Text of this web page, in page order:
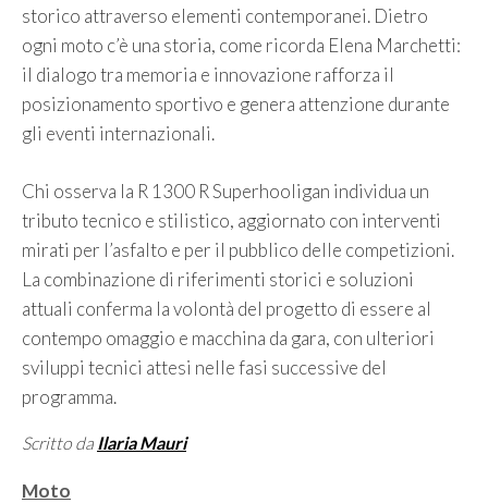
storico attraverso elementi contemporanei. Dietro
ogni moto c’è una storia, come ricorda Elena Marchetti:
il dialogo tra memoria e innovazione rafforza il
posizionamento sportivo e genera attenzione durante
gli eventi internazionali.
Chi osserva la R 1300 R Superhooligan individua un
tributo tecnico e stilistico, aggiornato con interventi
mirati per l’asfalto e per il pubblico delle competizioni.
La combinazione di riferimenti storici e soluzioni
attuali conferma la volontà del progetto di essere al
contempo omaggio e macchina da gara, con ulteriori
sviluppi tecnici attesi nelle fasi successive del
programma.
Scritto da Ilaria Mauri
Categorie
Moto